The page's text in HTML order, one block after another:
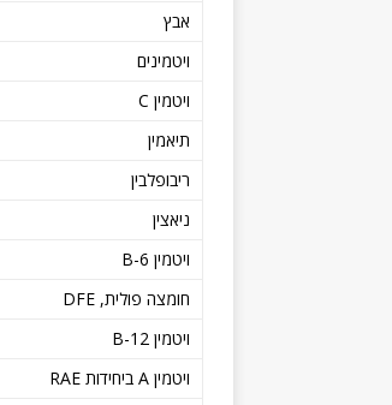
אבץ
ויטמינים
ויטמין C
תיאמין
ריבופלבין
ניאצין
ויטמין B-6
חומצה פולית, DFE
ויטמין B-12
ויטמין A ביחידות RAE